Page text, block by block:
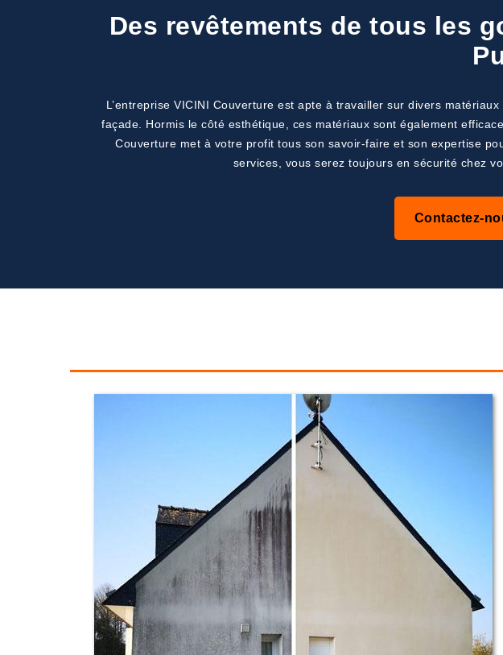
Des revêtements de tous les
L’entreprise VICINI Couverture est apte à travailler sur divers
façade. Hormis le côté esthétique, ces matériaux sont également
Couverture met à votre profit tous son savoir-faire et son expertise
services, vous serez toujours en sécurité chez
Contactez-